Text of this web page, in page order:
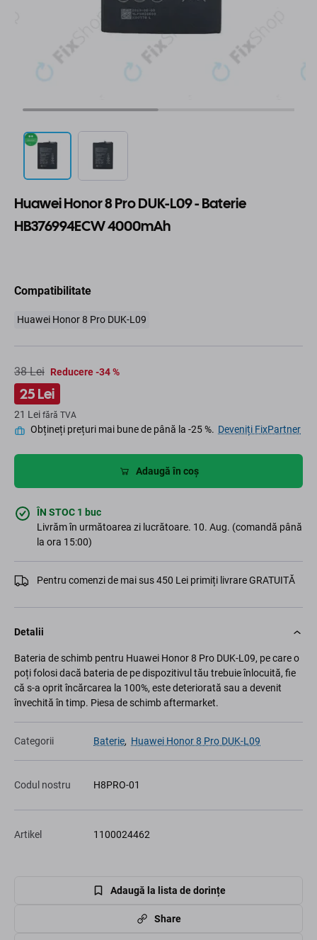
Huawei Honor 8 Pro DUK-L09 - Baterie
HB376994ECW 4000mAh
Compatibilitate
Huawei Honor 8 Pro DUK-L09
38 Lei Reducere -34 %
25 Lei
21 Lei fără TVA
Obțineți prețuri mai bune de până la -25 %. Deveniți FixPartner
Adaugă în coș
ÎN STOC 1 buc
Livrăm în următoarea zi lucrătoare. 10. Aug. (comandă până
la ora 15:00)
Pentru comenzi de mai sus 450 Lei primiți livrare GRATUITĂ
Detalii
Bateria de schimb pentru Huawei Honor 8 Pro DUK-L09, pe care o
poți folosi dacă bateria de pe dispozitivul tău trebuie înlocuită, fie
că s-a oprit încărcarea la 100%, este deteriorată sau a devenit
învechită în timp. Piesa de schimb aftermarket.
Categorii Baterie, Huawei Honor 8 Pro DUK-L09
Codul nostru H8PRO-01
Artikel 1100024462
Adaugă la lista de dorințe
Share